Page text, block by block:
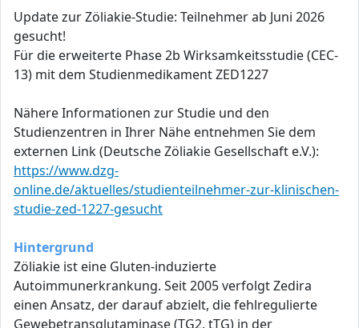
Update zur Zöliakie-Studie: Teilnehmer ab Juni 2026
gesucht!
Für die erweiterte Phase 2b Wirksamkeitsstudie (CEC-
13) mit dem Studienmedikament ZED1227
Nähere Informationen zur Studie und den
Studienzentren in Ihrer Nähe entnehmen Sie dem
externen Link (Deutsche Zöliakie Gesellschaft e.V.):
https://www.dzg-
online.de/aktuelles/studienteilnehmer-zur-klinischen-
studie-zed-1227-gesucht
Hintergrund
Zöliakie ist eine Gluten-induzierte
Autoimmunerkrankung. Seit 2005 verfolgt Zedira
einen Ansatz, der darauf abzielt, die fehlregulierte
Gewebetransglutaminase (TG2, tTG) in der